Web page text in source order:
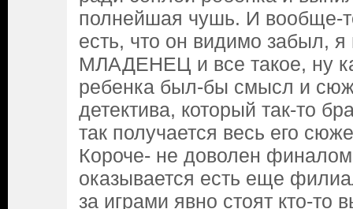
полнейшая чушь. И вообще-
есть, что он видимо забыл,
МЛАДЕНЕЦ и все такое, ну
ребенка был-бы смысл и
детектива, который так-то
так получается весь его
Короче- не доволен
оказывается есть еще
за играми явно стоят кто-то